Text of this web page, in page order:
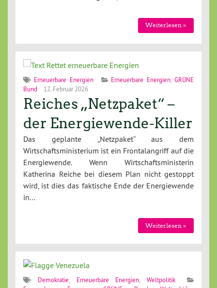
Weiterlesen »
Erneuerbare Energien Erneuerbare Energien,GRÜNE
Bund
12. Februar 2026
Reiches „Netzpaket“ –
der Energiewende-Killer
Das geplante „Netzpaket“ aus dem
Wirtschaftsministerium ist ein Frontalangriff auf die
Energiewende. Wenn Wirtschaftsministerin
Katherina Reiche bei diesem Plan nicht gestoppt
wird, ist dies das faktische Ende der Energiewende
in…
Weiterlesen »
Demokratie Erneuerbare Energien ,Weltpolitik